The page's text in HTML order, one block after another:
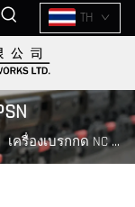
TH
เครื่องเบรกกด NC PSN